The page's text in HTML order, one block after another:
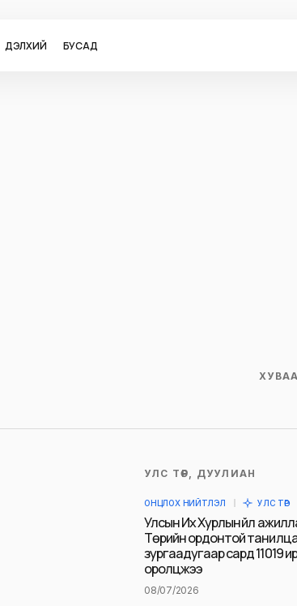
ДЭЛХИЙ БУСАД
УЛС ТӨР, ДУУЛИАН
ОНЦЛОХ НИЙТЛЭЛ УЛС ТӨР
Улсын Их Хурлын үйл
Төрийн ордонтой
зургаадугаар сард 11019
оролцжээ
08/07/2026